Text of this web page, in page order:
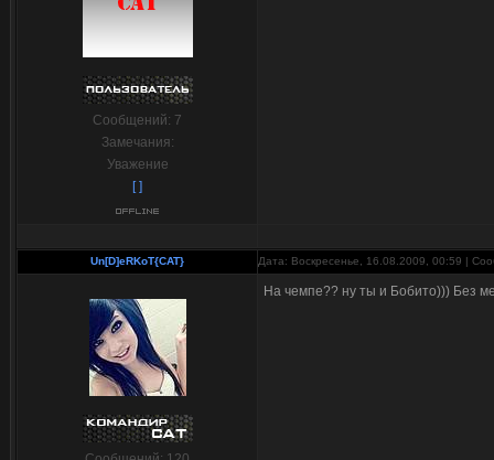
Сообщений: 7
Замечания:
Уважение
[ ]
Un[D]eRKoT{CAT} Дата: Воскресенье, 16.08.2009, 00:59 |
На чемпе?? ну ты и Бобито))) Без